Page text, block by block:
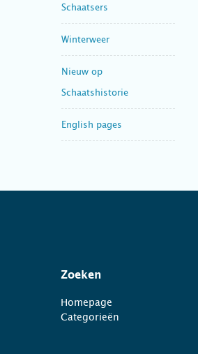
Schaatsers
Winterweer
Nieuw op
Schaatshistorie
English pages
Zoeken
Homepage
Categorieën